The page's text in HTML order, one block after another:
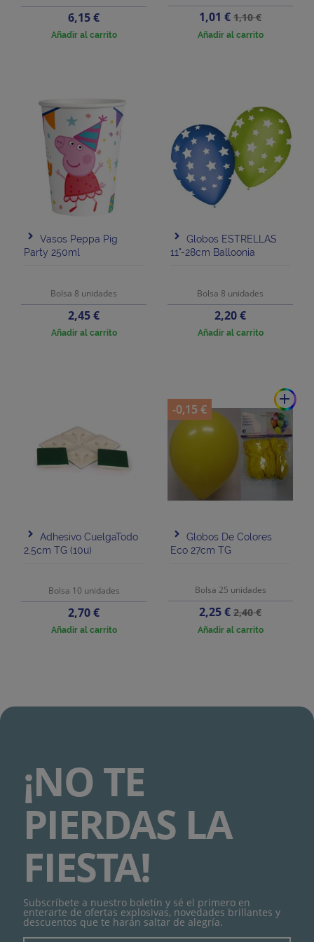
Precio
6,15 €
Añadir al carrito
Precio
1,01 €Precio
base
1,10 €
Añadir al carrito
Vasos Peppa Pig
Party 250ml
Bolsa 8 unidades
Precio
2,45 €
Añadir al carrito
Globos ESTRELLAS
11"-28cm Balloonia
Bolsa 8 unidades
Precio
2,20 €
Añadir al carrito
Adhesivo CuelgaTodo
2,5cm TG (10u)
Bolsa 10 unidades
Precio
2,70 €
Añadir al carrito
add
Globos De Colores
Eco 27cm TG
Bolsa 25 unidades
Precio
2,25 €Precio
base
2,40 €
Añadir al carrito
-0,15 €
¡NO TE
PIERDAS LA
FIESTA!
Subscríbete a nuestro boletín y sé el primero en
enterarte de ofertas explosivas, novedades brillantes y
descuentos que te harán saltar de alegría.